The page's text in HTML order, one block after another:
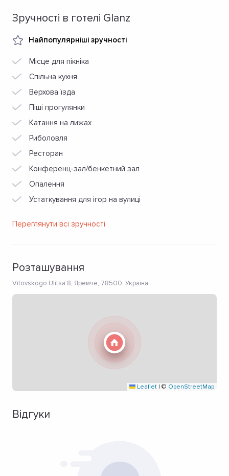
Зручності в готелі Glanz
Найпопулярніші зручності
Місце для пікніка
Спільна кухня
Верхова їзда
Піші прогулянки
Катання на лижах
Риболовля
Ресторан
Конференц-зал/бенкетний зал
Опалення
Устаткування для ігор на вулиці
Переглянути всі зручності
Розташування
Vitovskogo Ulitsa 8, Яремче, 78500, Україна
Leaflet | © OpenStreetMap
Відгуки